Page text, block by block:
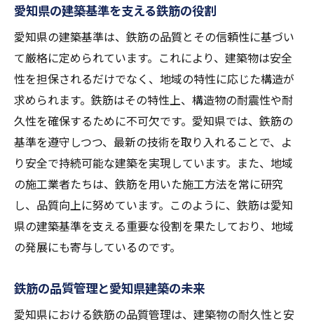
愛知県の建築基準を支える鉄筋の役割
愛知県の建築基準は、鉄筋の品質とその信頼性に基づい
て厳格に定められています。これにより、建築物は安全
性を担保されるだけでなく、地域の特性に応じた構造が
求められます。鉄筋はその特性上、構造物の耐震性や耐
久性を確保するために不可欠です。愛知県では、鉄筋の
基準を遵守しつつ、最新の技術を取り入れることで、よ
り安全で持続可能な建築を実現しています。また、地域
の施工業者たちは、鉄筋を用いた施工方法を常に研究
し、品質向上に努めています。このように、鉄筋は愛知
県の建築基準を支える重要な役割を果たしており、地域
の発展にも寄与しているのです。
鉄筋の品質管理と愛知県建築の未来
愛知県における鉄筋の品質管理は、建築物の耐久性と安